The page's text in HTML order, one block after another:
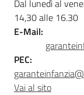
Dal lunedì al
14,30 alle 16.30
E-Mail:
PEC:
Vai al sito